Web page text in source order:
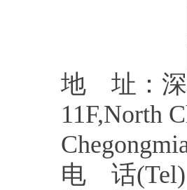
地 址：深
11F,North
电 话(Tel)